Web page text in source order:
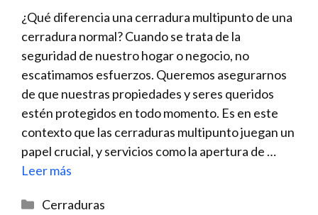
¿Qué diferencia una cerradura multipunto de una
cerradura normal? Cuando se trata de la
seguridad de nuestro hogar o negocio, no
escatimamos esfuerzos. Queremos asegurarnos
de que nuestras propiedades y seres queridos
estén protegidos en todo momento. Es en este
contexto que las cerraduras multipunto juegan un
papel crucial, y servicios como la apertura de …
Leer más
Categorías
Cerraduras